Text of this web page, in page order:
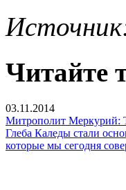
Читайте
03.11.2014
Митрополит Меркурий:
Глеба Каледы стали
которые мы сегодня